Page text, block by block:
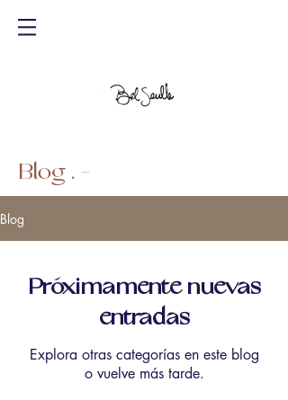
Blog . -
Blog
Próximamente nuevas
entradas
Explora otras categorías en este blog
o vuelve más tarde.